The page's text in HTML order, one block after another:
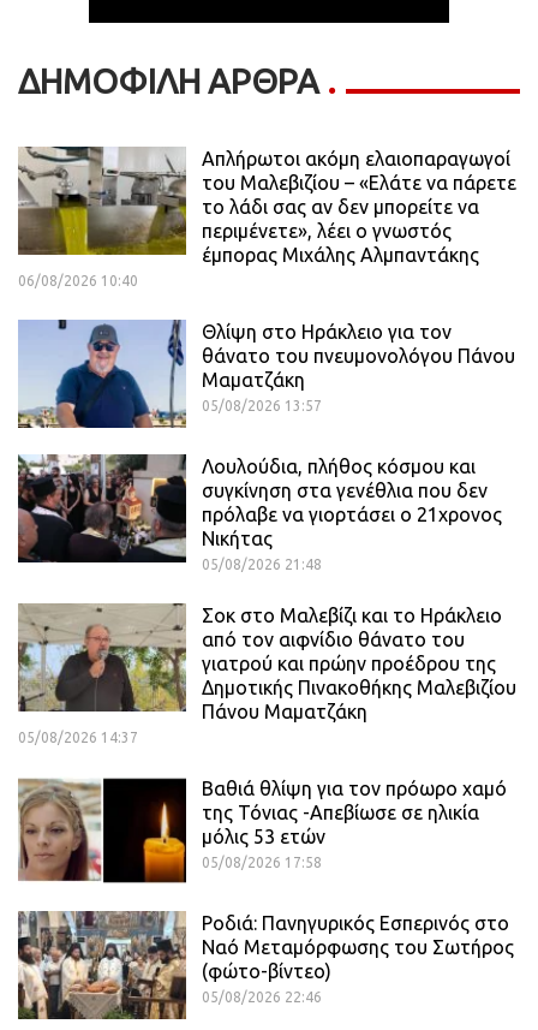
ΔΗΜΟΦΙΛΗ ΑΡΘΡΑ
Απλήρωτοι ακόμη ελαιοπαραγωγοί
του Μαλεβιζίου – «Ελάτε να πάρετε
το λάδι σας αν δεν μπορείτε να
περιμένετε», λέει ο γνωστός
έμπορας Μιχάλης Αλμπαντάκης
06/08/2026 10:40
Θλίψη στο Ηράκλειο για τον
θάνατο του πνευμονολόγου Πάνου
Μαματζάκη
05/08/2026 13:57
Λουλούδια, πλήθος κόσμου και
συγκίνηση στα γενέθλια που δεν
πρόλαβε να γιορτάσει ο 21χρονος
Νικήτας
05/08/2026 21:48
Σοκ στο Μαλεβίζι και το Ηράκλειο
από τον αιφνίδιο θάνατο του
γιατρού και πρώην προέδρου της
Δημοτικής Πινακοθήκης Μαλεβιζίου
Πάνου Μαματζάκη
05/08/2026 14:37
Βαθιά θλίψη για τον πρόωρο χαμό
της Τόνιας -Απεβίωσε σε ηλικία
μόλις 53 ετών
05/08/2026 17:58
Ροδιά: Πανηγυρικός Εσπερινός στο
Ναό Μεταμόρφωσης του Σωτήρος
(φώτο-βίντεο)
05/08/2026 22:46